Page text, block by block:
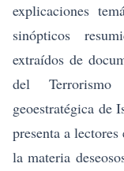
explicaciones
sinópticos
extraídos de
del Terrorismo
geoestratégica de
presenta a
la materia